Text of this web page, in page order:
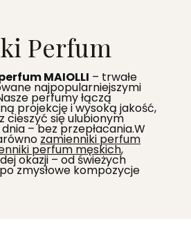
Perfum
MAIOLLI – trwałe
najpopularniejszymi
perfumy łączą
projekcję i wysoką jakość,
cieszyć się ulubionym
– bez przepłacania.W
zamienniki perfum
perfum męskich,
okazji – od świeżych
zmysłowe kompozycje